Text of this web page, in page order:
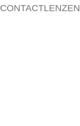
CONTACTLENZEN